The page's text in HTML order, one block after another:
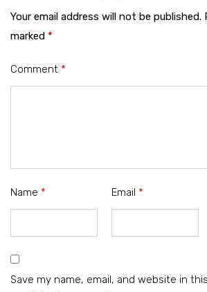
Your email address will not be published.
marked *
Comment *
Name * Email *
Save my name, email, and website in